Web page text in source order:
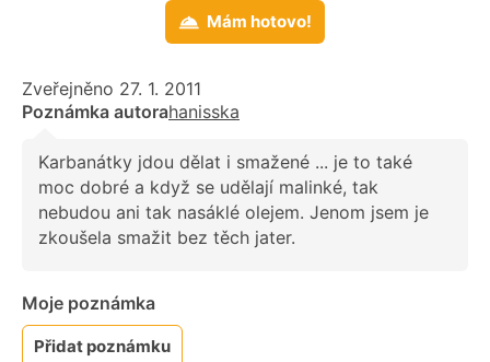
Mám hotovo!
Zveřejněno 27. 1. 2011
Poznámka autorahanisska
Karbanátky jdou dělat i smažené ... je to také
moc dobré a když se udělají malinké, tak
nebudou ani tak nasáklé olejem. Jenom jsem je
zkoušela smažit bez těch jater.
Moje poznámka
Přidat poznámku